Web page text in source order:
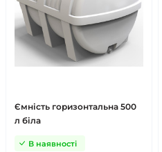
Ємність горизонтальна 500
л біла
В наявності